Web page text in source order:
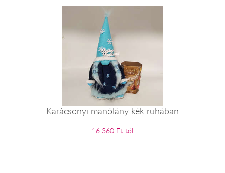
Karácsonyi manólány kék ruhában
16 360 Ft-tól